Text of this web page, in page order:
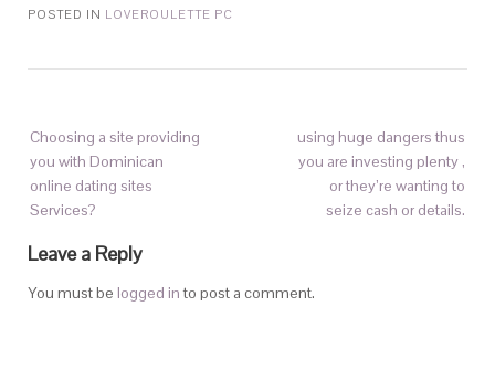
POSTED IN LOVEROULETTE PC
Choosing a site providing
you with Dominican
online dating sites
Services?
using huge dangers thus
you are investing plenty ,
or they’re wanting to
seize cash or details.
Leave a Reply
You must be logged into post a comment.